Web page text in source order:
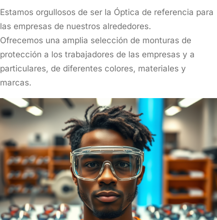
Estamos orgullosos de ser la Óptica de referencia para
las empresas de nuestros alrededores.
Ofrecemos una amplia selección de monturas de
protección a los trabajadores de las empresas y a
particulares, de diferentes colores, materiales y
marcas.